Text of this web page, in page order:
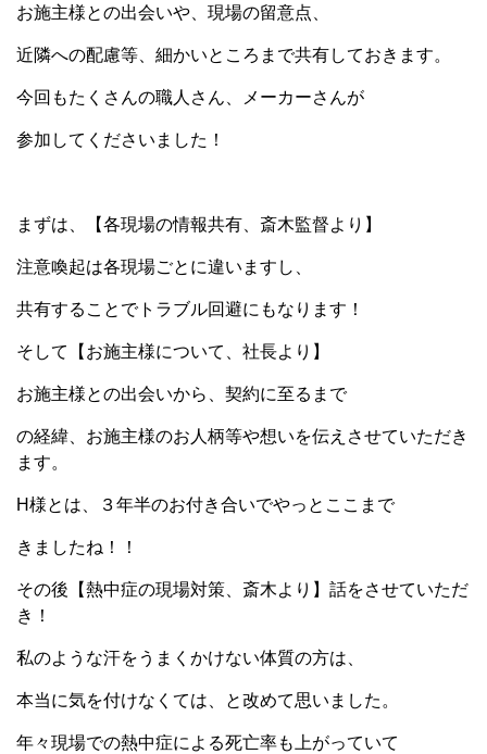
お施主様との出会いや、現場の留意点、
近隣への配慮等、細かいところまで共有しておきます。
今回もたくさんの職人さん、メーカーさんが
参加してくださいました！
まずは、【各現場の情報共有、斎木監督より】
注意喚起は各現場ごとに違いますし、
共有することでトラブル回避にもなります！
そして【お施主様について、社長より】
お施主様との出会いから、契約に至るまで
の経緯、お施主様のお人柄等や想いを伝えさせていただき
ます。
H様とは、３年半のお付き合いでやっとここまで
きましたね！！
その後【熱中症の現場対策、斎木より】話をさせていただ
き！
私のような汗をうまくかけない体質の方は、
本当に気を付けなくては、と改めて思いました。
年々現場での熱中症による死亡率も上がっていて